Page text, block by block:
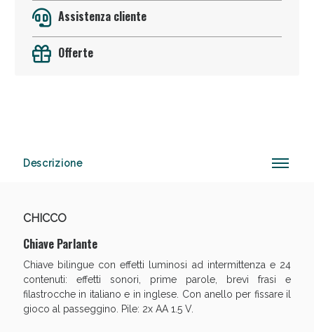
Assistenza cliente
Offerte
Descrizione
CHICCO
Chiave Parlante
Chiave bilingue con effetti luminosi ad intermittenza e 24
contenuti: effetti sonori, prime parole, brevi frasi e
filastrocche in italiano e in inglese. Con anello per fissare il
gioco al passeggino. Pile: 2x AA 1.5 V.
Vie Urinarie e Prostata: Sconti fino al 45% oggi!